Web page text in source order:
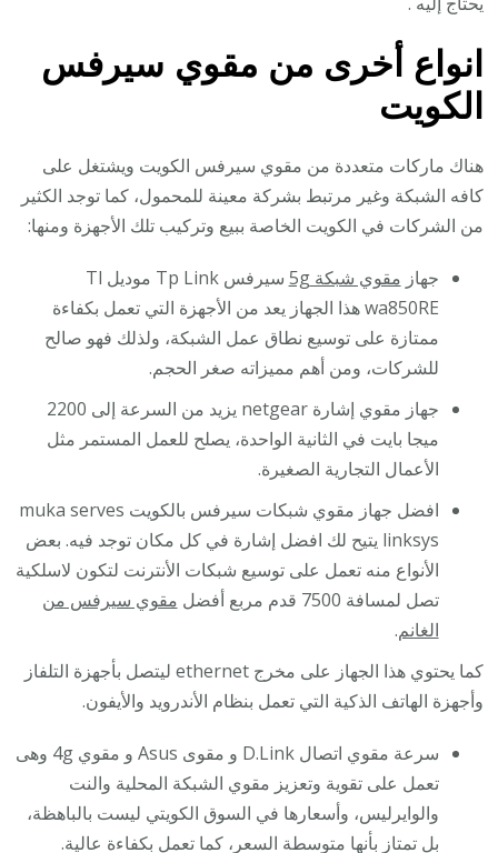
انواع أخرى من مقوي سيرفس
الكويت
هناك ماركات متعددة من مقوي سيرفس الكويت ويشتغل على
كافه الشبكة وغير مرتبط بشركة معينة للمحمول، كما توجد الكثير
من الشركات في الكويت الخاصة ببيع وتركيب تلك الأجهزة ومنها:
جهاز مقوي شبكة 5g
سيرفس Tp Link موديل Tl
wa850RE هذا الجهاز يعد من الأجهزة التي تعمل بكفاءة
ممتازة على توسيع نطاق عمل الشبكة، ولذلك فهو صالح
للشركات، ومن أهم مميزاته صغر الحجم.
جهاز مقوي إشارة netgear يزيد من السرعة إلى 2200
ميجا بايت في الثانية الواحدة، يصلح للعمل المستمر مثل
الأعمال التجارية الصغيرة.
افضل جهاز مقوي شبكات سيرفس بالكويت muka serves
linksys يتيح لك افضل إشارة في كل مكان توجد فيه. بعض
الأنواع منه تعمل على توسيع شبكات الأنترنت لتكون لاسلكية
تصل لمسافة 7500 قدم مربع أفضل
مقوي سيرفس من
الغانم.
كما يحتوي هذا الجهاز على مخرج ethernet ليتصل بأجهزة التلفاز
وأجهزة الهاتف الذكية التي تعمل بنظام الأندرويد والأيفون.
سرعة مقوي اتصال D.Link و مقوى Asus و مقوي 4g وهى
تعمل على تقوية وتعزيز مقوي الشبكة المحلية والنت
والوايرليس، وأسعارها في السوق الكويتي ليست بالباهظة،
بل تمتاز بأنها متوسطة السعر، كما تعمل بكفاءة عالية.